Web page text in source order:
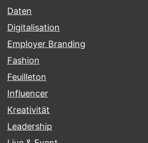
Daten
Digitalisation
Employer Branding
Fashion
Feuilleton
Influencer
Kreativität
Leadership